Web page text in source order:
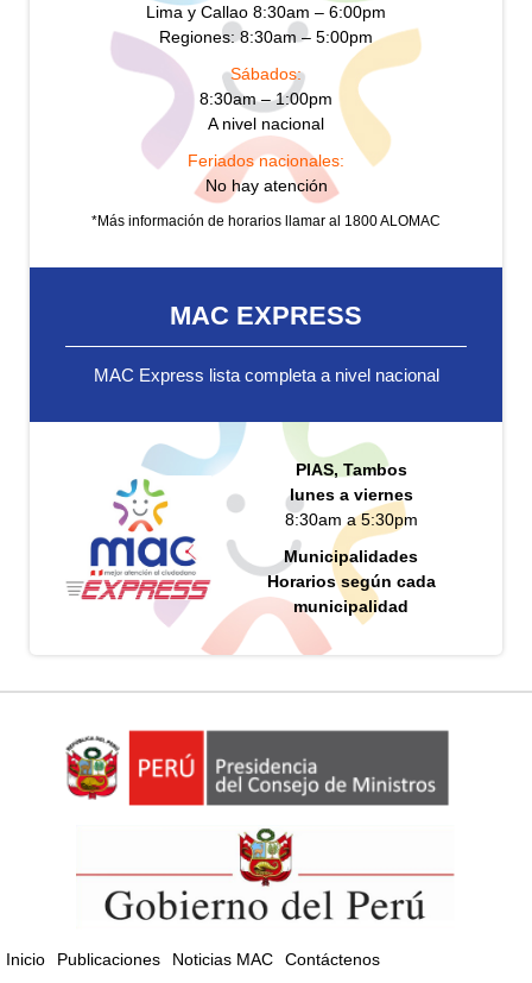
Lima y Callao 8:30am – 6:00pm
Regiones: 8:30am – 5:00pm
Sábados:
8:30am – 1:00pm
A nivel nacional
Feriados nacionales:
No hay atención
*Más información de horarios llamar al 1800 ALOMAC
MAC EXPRESS
MAC Express lista completa a nivel nacional
PIAS, Tambos
lunes a viernes
8:30am a 5:30pm
Municipalidades
Horarios según cada
municipalidad
Inicio Publicaciones Noticias MAC
Contáctenos